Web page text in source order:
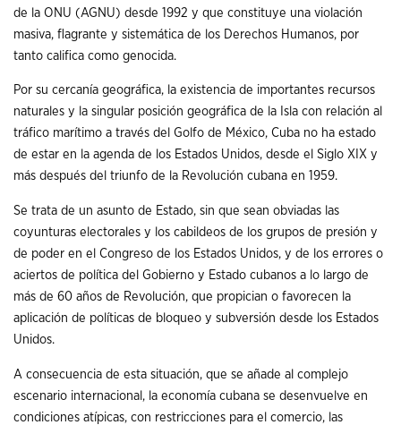
de la ONU (AGNU) desde 1992 y que constituye una violación
masiva, flagrante y sistemática de los Derechos Humanos, por
tanto califica como genocida.
Por su cercanía geográfica, la existencia de importantes recursos
naturales y la singular posición geográfica de la Isla con relación al
tráfico marítimo a través del Golfo de México, Cuba no ha estado
de estar en la agenda de los Estados Unidos, desde el Siglo XIX y
más después del triunfo de la Revolución cubana en 1959.
Se trata de un asunto de Estado, sin que sean obviadas las
coyunturas electorales y los cabildeos de los grupos de presión y
de poder en el Congreso de los Estados Unidos, y de los errores o
aciertos de política del Gobierno y Estado cubanos a lo largo de
más de 60 años de Revolución, que propician o favorecen la
aplicación de políticas de bloqueo y subversión desde los Estados
Unidos.
A consecuencia de esta situación, que se añade al complejo
escenario internacional, la economía cubana se desenvuelve en
condiciones atípicas, con restricciones para el comercio, las